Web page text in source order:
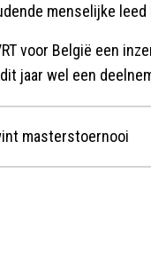
menselijke leed
voor België een
jaar wel een
masterstoernooi